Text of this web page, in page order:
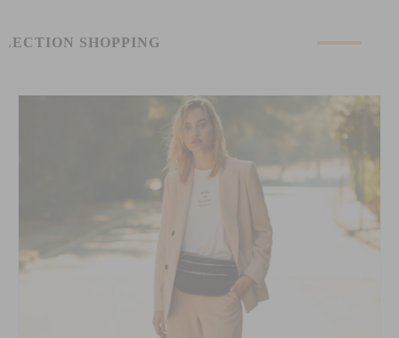
SHOPPING